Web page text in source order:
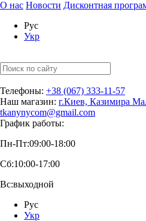
О нас Новости Дисконтная
Рус
Укр
Телефоны: +38 (067) 333-11-57
Наш магазин: г.Киев, Казимира
tkanynycom@gmail.com
График работы:
Пн-Пт:09:00-18:00
Сб:10:00-17:00
Вс:выходной
Рус
Укр